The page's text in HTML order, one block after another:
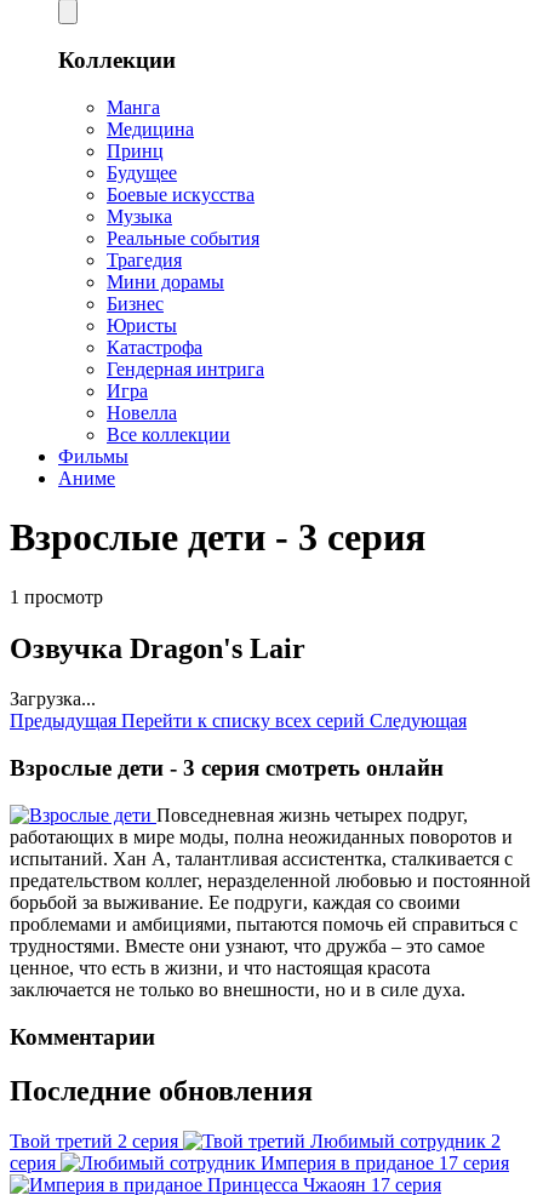
Коллекции
Манга
Медицина
Принц
Будущее
Боевые искусства
Музыка
Реальные события
Трагедия
Мини дорамы
Бизнес
Юристы
Катастрофа
Гендерная интрига
Игра
Новелла
Все коллекции
Фильмы
Аниме
Взрослые дети - 3 серия
1 просмотр
Озвучка Dragon's Lair
Загрузка...
Предыдущая Перейти к списку всех серий Следующая
Взрослые дети - 3 серия смотреть онлайн
Повседневная жизнь четырех подруг,
работающих в мире моды, полна неожиданных поворотов и
испытаний. Хан А, талантливая ассистентка, сталкивается с
предательством коллег, неразделенной любовью и постоянной
борьбой за выживание. Ее подруги, каждая со своими
проблемами и амбициями, пытаются помочь ей справиться с
трудностями. Вместе они узнают, что дружба – это самое
ценное, что есть в жизни, и что настоящая красота
заключается не только во внешности, но и в силе духа.
Комментарии
Последние обновления
Твой третий 2 серия Любимый сотрудник 2
серия
Империя в приданое 17 серия
Принцесса Чжаоян 17 серия